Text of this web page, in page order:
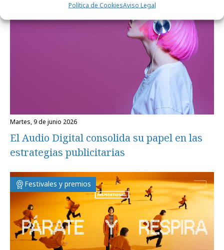
Política de CookiesAviso Legal
martes, 9 de junio 2026
El Audio Digital consolida su papel en las
estrategias publicitarias
Festivales y premios